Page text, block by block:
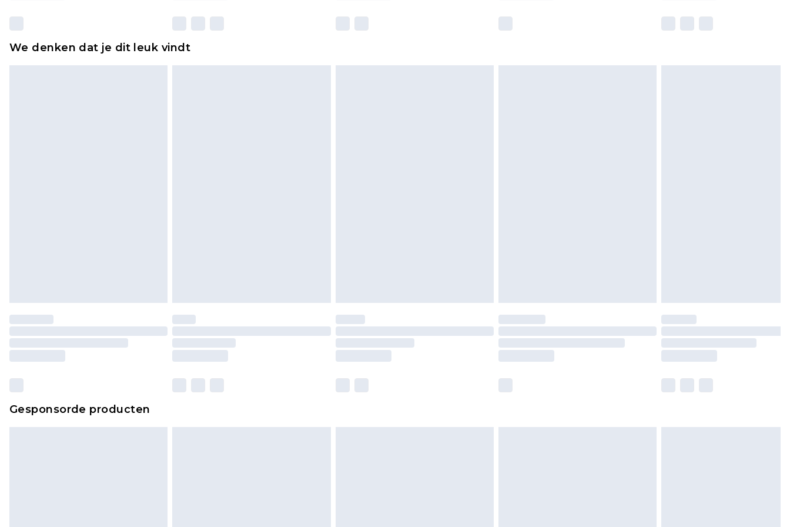
We denken dat je dit leuk vindt
Gesponsorde producten